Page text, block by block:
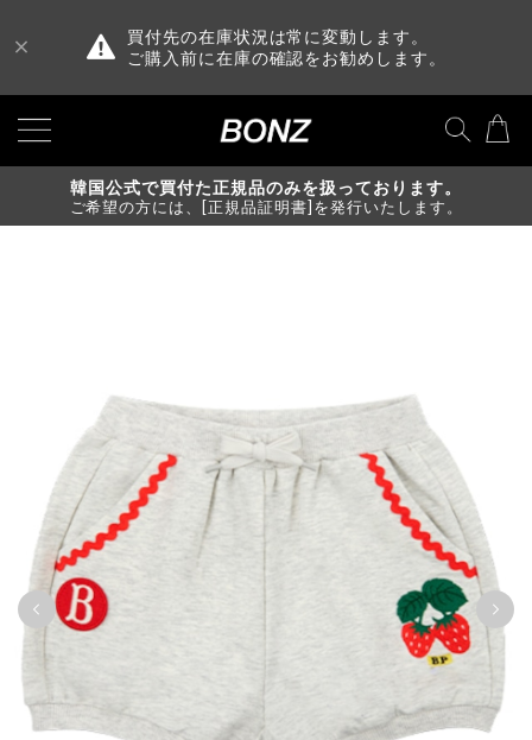
買付先の在庫状況は常に変動します。
ご購入前に在庫の確認をお勧めします。
韓国公式で買付た正規品のみを扱っております。
ご希望の方には、[正規品証明書]を発行いたします。